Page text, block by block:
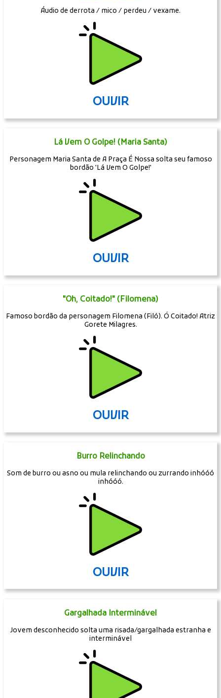
Áudio de derrota / mico / perdeu / vexame.
OUVIR
Lá Vem O Golpe! (Maria Santa)
Personagem Maria Santa de A Praça É Nossa solta seu famoso
bordão 'Lá Vem O Golpe!'
OUVIR
"Oh, Coitado!" (Filomena)
Famoso bordão da personagem Filomena (Filó). Ó Coitado! Atriz
Gorete Milagres.
OUVIR
Burro Relinchando
Som de burro ou asno ou mula relinchando ou zurrando inhóóó
inhóóó.
OUVIR
Gargalhada Interminável
Jovem desconhecido solta uma risada/gargalhada estranha e
interminável